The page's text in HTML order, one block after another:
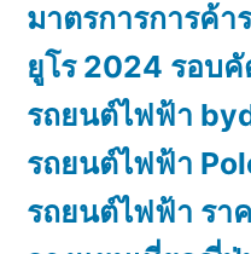
มาตรการการค้า
ยูโร 2024 รอบคั
รถยนต์ไฟฟ้า
รถยนต์ไฟฟ้า
รถยนต์ไฟฟ้า รา